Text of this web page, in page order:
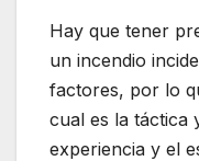
Hay que tener
un incendio
factores, por lo
cual es la táctica
experiencia y el